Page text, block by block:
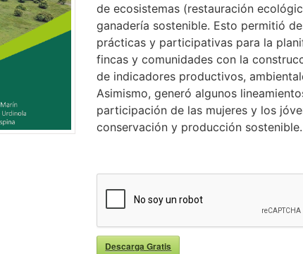
de ecosistemas (restauración
ganadería sostenible. Esto permitió
prácticas y participativas para la
fincas y comunidades con la
de indicadores productivos,
Asimismo, generó algunos
participación de las mujeres y los
conservación y producción sostenible.
Descarga Gratis